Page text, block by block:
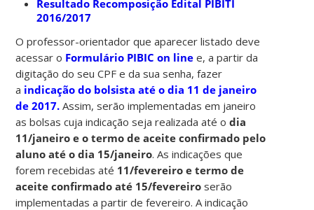
Resultado Recomposição Edital PIBITI
2016/2017
O professor-orientador que aparecer listado deve
acessar o Formulário PIBIC on linee, a partir da
digitação do seu CPF e da sua senha, fazer
a indicação do bolsista até o dia 11 de janeiro
de 2017.Assim, serão implementadas em janeiro
as bolsas cuja indicação seja realizada até odia
11/janeiro e o termo de aceite confirmado pelo
aluno até o dia 15/janeiro. As indicações que
forem recebidas até 11/fevereiro e termo de
aceite confirmado até 15/fevereiro serão
implementadas a partir de fevereiro. A indicação